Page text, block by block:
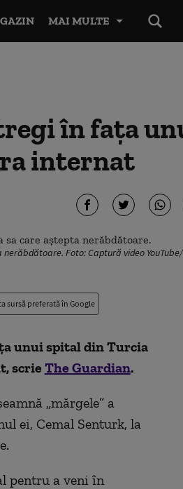
MAI MULTE
în fața
internat
Foto: Captură video
sursă preferată în Google
unui spital din Turcia
scrie The Guardian.
„mărgele” a
ei, Cemal Senturk, la
pentru a veni în